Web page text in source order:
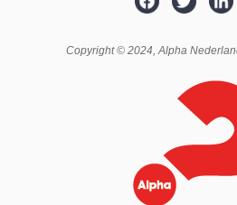
Copyright © 2024,Alpha